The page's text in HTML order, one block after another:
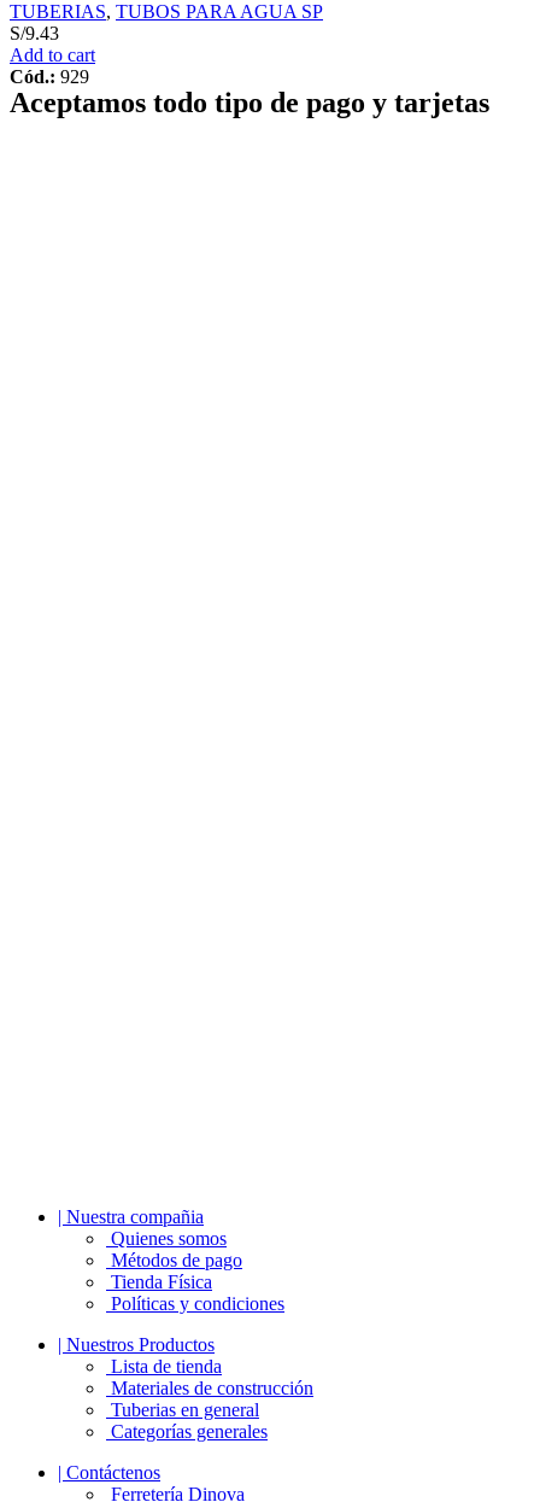
TUBERIAS, TUBOS PARA AGUA SP
S/9.43
Add to cart
Cód.: 929
Aceptamos todo tipo de pago y tarjetas
| Nuestra compañia
Quienes somos
Métodos de pago
Tienda Física
Políticas y condiciones
| Nuestros Productos
Lista de tienda
Materiales de construcción
Tuberias en general
Categorías generales
| Contáctenos
Ferretería Dinova